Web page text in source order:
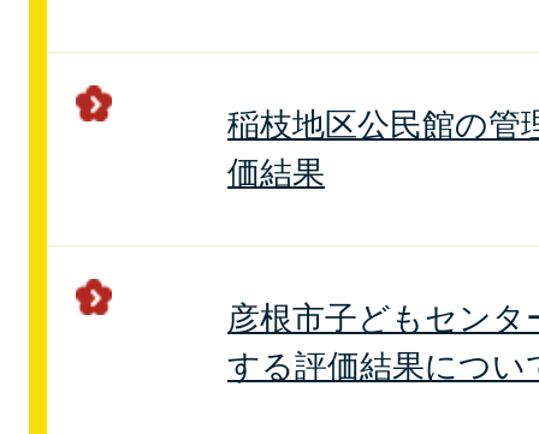
稲枝地区公民館の管
価結果
彦根市子どもセンタ
する評価結果につい